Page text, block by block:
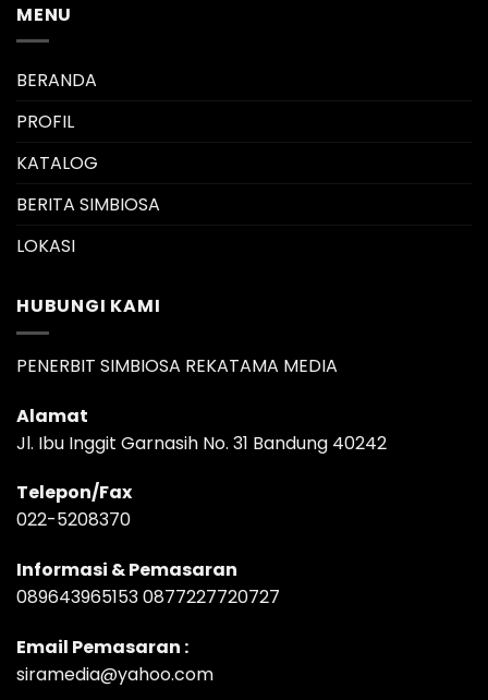
MENU
BERANDA
PROFIL
KATALOG
BERITA SIMBIOSA
LOKASI
HUBUNGI KAMI
PENERBIT SIMBIOSA REKATAMA MEDIA
Alamat
Jl. Ibu Inggit Garnasih No. 31 Bandung 40242
Telepon/Fax
022-5208370
Informasi & Pemasaran
089643965153 0877227720727
Email Pemasaran :
siramedia@yahoo.com